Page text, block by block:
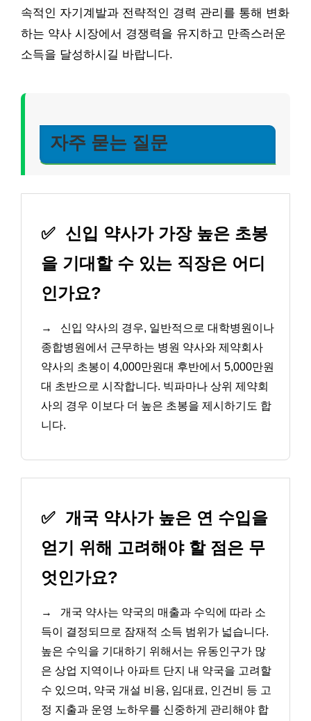
속적인 자기계발과 전략적인 경력 관리를 통해 변화
하는 약사 시장에서 경쟁력을 유지하고 만족스러운
소득을 달성하시길 바랍니다.
자주 묻는 질문
✅ 신입 약사가 가장 높은 초봉
을 기대할 수 있는 직장은 어디
인가요?
→
신입 약사의 경우, 일반적으로 대학병원이나
종합병원에서 근무하는 병원 약사와 제약회사
약사의 초봉이 4,000만원대 후반에서 5,000만원
대 초반으로 시작합니다. 빅파마나 상위 제약회
사의 경우 이보다 더 높은 초봉을 제시하기도 합
니다.
✅ 개국 약사가 높은 연 수입을
얻기 위해 고려해야 할 점은 무
엇인가요?
→
개국 약사는 약국의 매출과 수익에 따라 소
득이 결정되므로 잠재적 소득 범위가 넓습니다.
높은 수익을 기대하기 위해서는 유동인구가 많
은 상업 지역이나 아파트 단지 내 약국을 고려할
수 있으며, 약국 개설 비용, 임대료, 인건비 등 고
정 지출과 운영 노하우를 신중하게 관리해야 합